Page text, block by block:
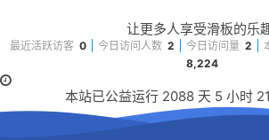
薅羊毛
技术
让更多人享受滑板的乐
最近活跃访客 0 今日访问人数 2 今日访问量 2
8,224
本站已公益运行 2088天 5 小时 21